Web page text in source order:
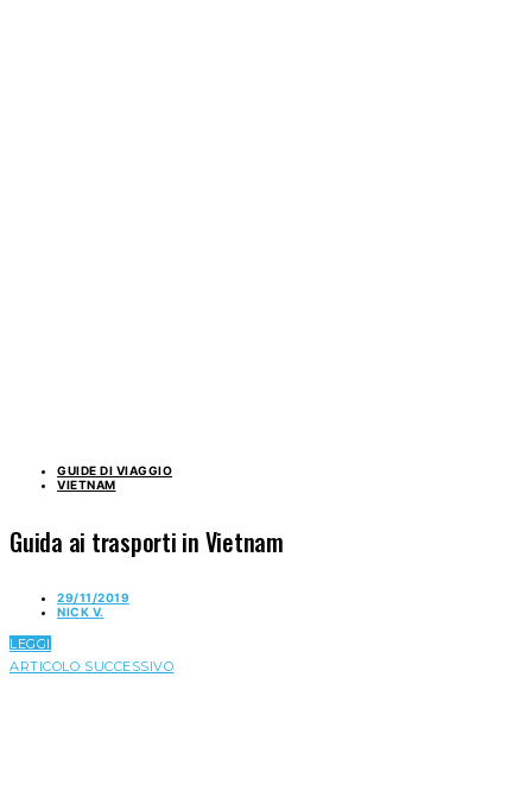
GUIDE DI VIAGGIO
VIETNAM
Guida ai trasporti in Vietnam
29/11/2019
NICK V.
LEGGI
ARTICOLO SUCCESSIVO